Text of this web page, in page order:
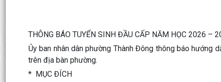
THÔNG BÁO TUYỂN SINH ĐẦU CẤP NĂM HỌC 2026 –
Ủy ban nhân dân phường Thành Đông thông báo hướng
trên địa bàn phường.
* MỤC ĐÍCH